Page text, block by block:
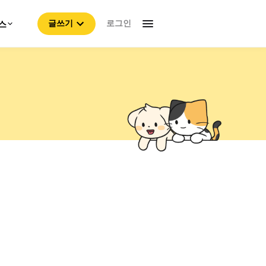
글쓰기 로그인